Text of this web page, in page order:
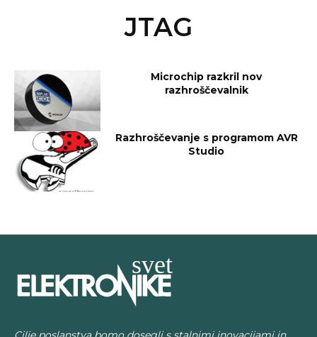
JTAG
Microchip razkril nov
razhroščevalnik
Razhroščevanje s programom AVR
Studio